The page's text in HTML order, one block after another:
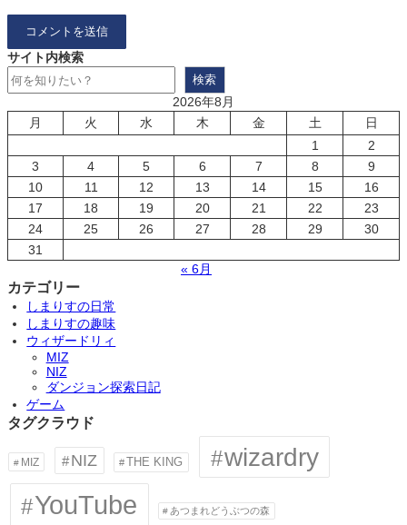
サイト内検索
検索
2026年8月
月
火 水 木 金 土
日
1
2
3
4 5 6 7 8
9
10
11 12 13 14 15
16
17
18 19 20 21 22
23
24
25 26 27 28 29
30
31
« 6月
カテゴリー
しまりすの日常
しまりすの趣味
ウィザードリィ
MIZ
NIZ
ダンジョン探索日記
ゲーム
タグクラウド
MIZ NIZ THE KING
wizardry
YouTube
あつまれどうぶつの森